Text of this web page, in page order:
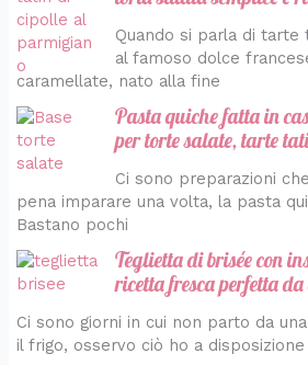
Quando si parla di
al famoso dolce
caramellate, nato alla fine
Pasta quiche fatta in
per torte salate, tarte
Ci sono preparazioni
pena imparare una volta, la pasta
Bastano pochi
Teglietta di brisée con
ricetta fresca perfetta
Ci sono giorni in cui non parto da
il frigo, osservo ciò ho a disposizione